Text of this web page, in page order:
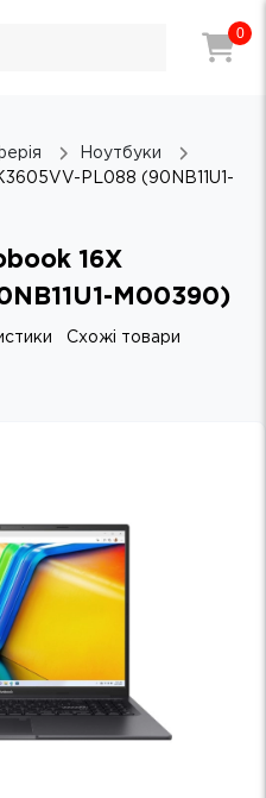
0
Ноутбуки
PL088 (90NB11U1-
16X
M00390)
Схожі товари